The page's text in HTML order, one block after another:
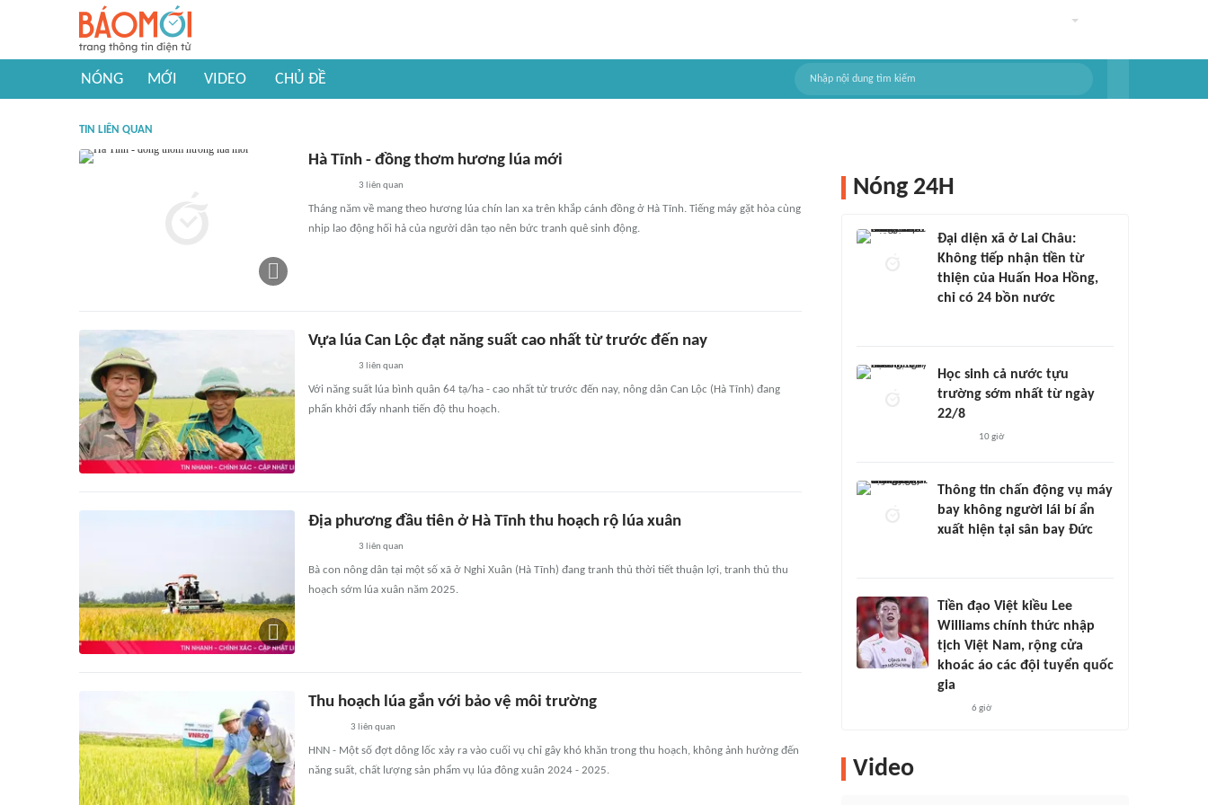
NÓNG MỚI VIDEO CHỦ ĐỀ
TIN LIÊN QUAN
Hà Tĩnh - đồng thơm hương lúa mới
3 liên quan
Tháng năm về mang theo hương lúa chín lan xa trên khắp cánh đồng ở Hà Tĩnh. Tiếng máy gặt hòa cùng
nhịp lao động hối hả của người dân tạo nên bức tranh quê sinh động.
Vựa lúa Can Lộc đạt năng suất cao nhất từ trước đến nay
3 liên quan
Với năng suất lúa bình quân 64 tạ/ha - cao nhất từ trước đến nay, nông dân Can Lộc (Hà Tĩnh) đang
phấn khởi đẩy nhanh tiến độ thu hoạch.
Địa phương đầu tiên ở Hà Tĩnh thu hoạch rộ lúa xuân
3 liên quan
Bà con nông dân tại một số xã ở Nghi Xuân (Hà Tĩnh) đang tranh thủ thời tiết thuận lợi, tranh thủ thu
hoạch sớm lúa xuân năm 2025.
Thu hoạch lúa gắn với bảo vệ môi trường
3 liên quan
HNN - Một số đợt dông lốc xảy ra vào cuối vụ chỉ gây khó khăn trong thu hoạch, không ảnh hưởng đến
năng suất, chất lượng sản phẩm vụ lúa đông xuân 2024 - 2025.
Nóng 24H
Đại diện xã ở Lai Châu:
Không tiếp nhận tiền từ
thiện của Huấn Hoa Hồng,
chỉ có 24 bồn nước
Học sinh cả nước tựu
trường sớm nhất từ ngày
22/8
10 giờ
Thông tin chấn động vụ máy
bay không người lái bí ẩn
xuất hiện tại sân bay Đức
Tiền đạo Việt kiều Lee
Williams chính thức nhập
tịch Việt Nam, rộng cửa
khoác áo các đội tuyển quốc
gia
6 giờ
Video